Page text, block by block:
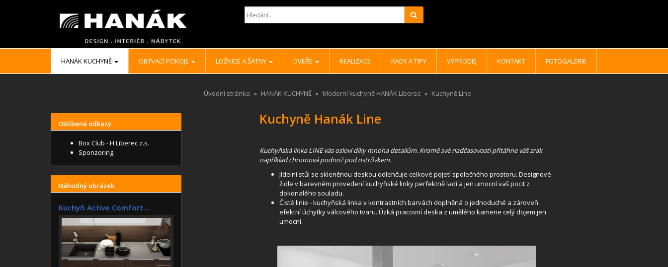
HANÁK KUCHYNĚ OBÝVACÍ POKOJE LOŽNICE A ŠATNY DVEŘE REALIZACE RADY A TIPY VÝPRODEJ KONTAKT FOTOGALERIE
Úvodní stránka HANÁK KUCHYNĚ Moderní kuchyně HANÁK Liberec Kuchyně Line
Kuchyně Hanák Line
Kuchyňská linka LINE vás osloví díky mnoha detailům. Kromě své nadčasovosti přitáhne váš zrak
například chromová podnož pod ostrůvkem.
Jídelní stůl se skleněnou deskou odlehčuje celkové pojetí společného prostoru. Designové
židle v barevném provedení kuchyňské linky perfektně ladí a jen umocní vaš pocit z
dokonalého souladu.
Čisté linie - kuchyňská linka v kontrastních barvách doplněná o jednoduché a zároveň
efektní úchytky válcového tvaru. Úzká pracovní deska z umělého kamene celý dojem jen
umocní.
Oblíbené odkazy
Box Club - H Liberec z.s.
Sponzoring
Náhodný obrázek
Kuchyň Active Comfort…